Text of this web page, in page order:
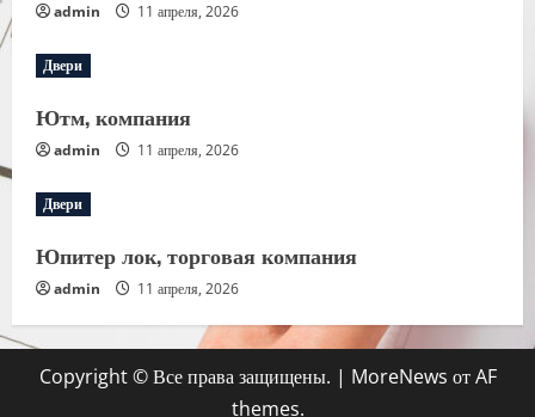
admin 11 апреля, 2026
Двери
Ютм, компания
admin 11 апреля, 2026
Двери
Юпитер лок, торговая компания
admin 11 апреля, 2026
Copyright © Все права защищены. | MoreNews от AF
themes.